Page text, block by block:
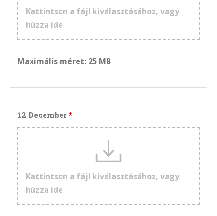
Kattintson a fájl kiválasztásához, vagy
húzza ide
Maximális méret: 25 MB
12 December
Kattintson a fájl kiválasztásához, vagy
húzza ide